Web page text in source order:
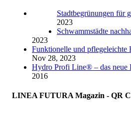
Stadtbegrünungen für
2023
Schwammstädte
2023
Funktionelle und pflegeleichte
Nov 28, 2023
Hydro Profi Line® – das neue
2016
LINEA FUTURA Magazin - QR